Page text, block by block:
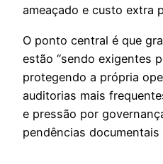
ameaçado e custo extra
O ponto central é que
estão “sendo exigentes
protegendo a própria
auditorias mais
e pressão por
pendências documentais